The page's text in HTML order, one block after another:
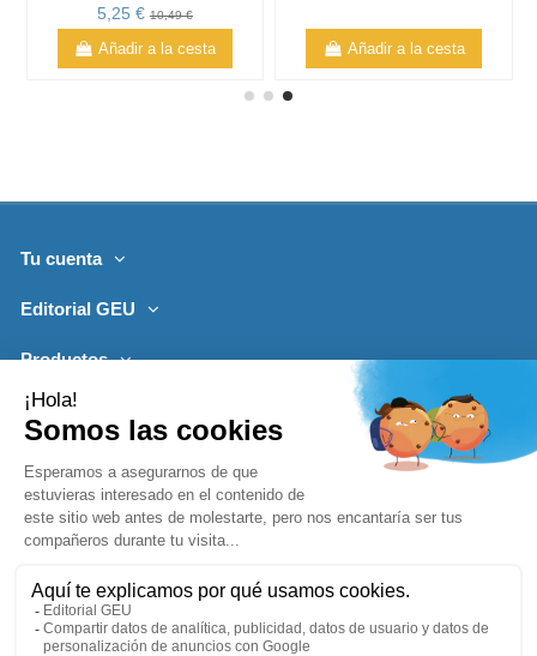
Añadir a la cesta
5,25 € 10,49 €
Añadir a la cesta Añadir a la cesta
Tu cuenta
Editorial GEU
Productos
Lo más leído
Síguenos